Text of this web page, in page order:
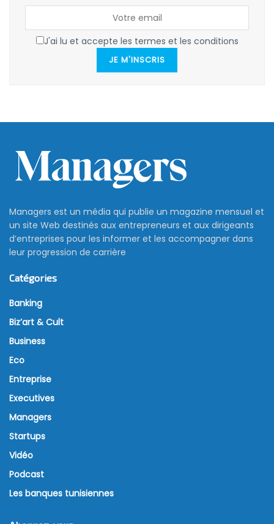
J'ai lu et accepte les termes et les conditions
JE M'INSCRIS
Managers est un média qui publie un magazine mensuel et
un site Web destinés aux entrepreneurs et aux dirigeants
d’entreprises pour les informer et les accompagner dans
leur progression de carrière
Catégories
Banking
Biz’art & Cult
Business
Eco
Entreprise
Executives
Managers
Startups
Vidéo
Podcast
Les banques tunisiennes